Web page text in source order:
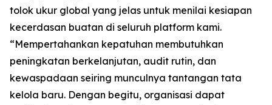
tolok ukur global yang jelas untuk menilai kesiapan
kecerdasan buatan di seluruh platform kami.
“Mempertahankan kepatuhan membutuhkan
peningkatan berkelanjutan, audit rutin, dan
kewaspadaan seiring munculnya tantangan tata
kelola baru. Dengan begitu, organisasi dapat